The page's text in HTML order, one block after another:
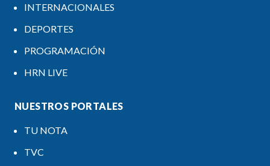
INTERNACIONALES
DEPORTES
PROGRAMACIÓN
HRN LIVE
NUESTROS PORTALES
TU NOTA
TVC